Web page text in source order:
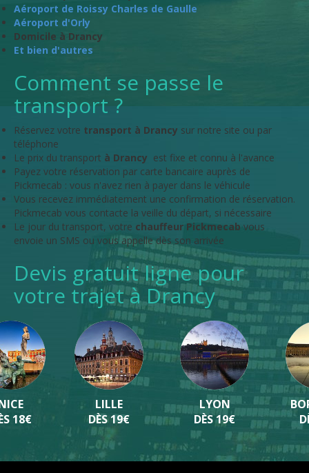
Aéroport de Roissy Charles de Gaulle
Aéroport d'Orly
Domicile à Drancy
Et bien d'autres
Comment se passe le
transport ?
Réservez votre transport à Drancy sur notre site ou par
téléphone
Le prix du transport à Drancy est fixe et connu à l'avance
Payez votre réservation par carte bancaire auprès de
Pickmecab : vous n'avez rien à payer dans le véhicule
Vous recevez immédiatement une confirmation de réservation.
Pickmecab vous contacte la veille du départ, si nécessaire
Le jour du transport, votre chauffeur Pickmecab vous
envoie un SMS ou vous appelle dès son arrivée
Devis gratuit ligne pour
votre trajet à Drancy
LILLE
DÈS 19€
LYON
DÈS 19€
BORDEAUX
DÈS 19€